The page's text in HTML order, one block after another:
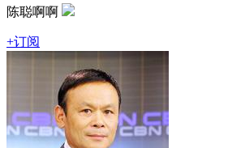
陈聪啊啊
+订阅